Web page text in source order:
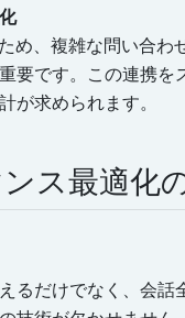
め、複雑な問い合わ
要です。この連携
が求められます。
ス最適化
るだけでなく、会